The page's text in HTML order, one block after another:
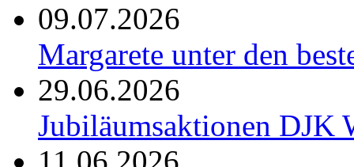
09.07.2026
Margarete unter den
29.06.2026
Jubiläumsaktionen DJK